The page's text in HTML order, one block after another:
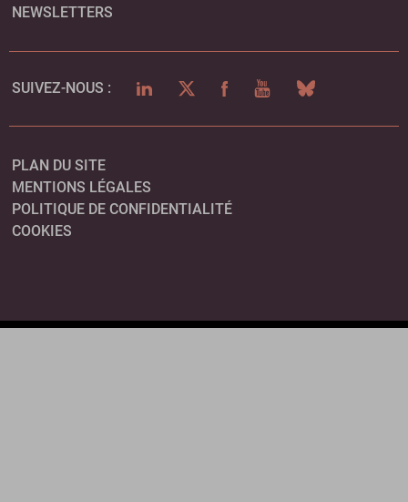
NEWSLETTERS
SUIVEZ-NOUS : LINKEDINTWITTERFACEBOOKYOUTUBEBLUESKY
PLAN DU SITE
MENTIONS LÉGALES
POLITIQUE DE CONFIDENTIALITÉ
COOKIES